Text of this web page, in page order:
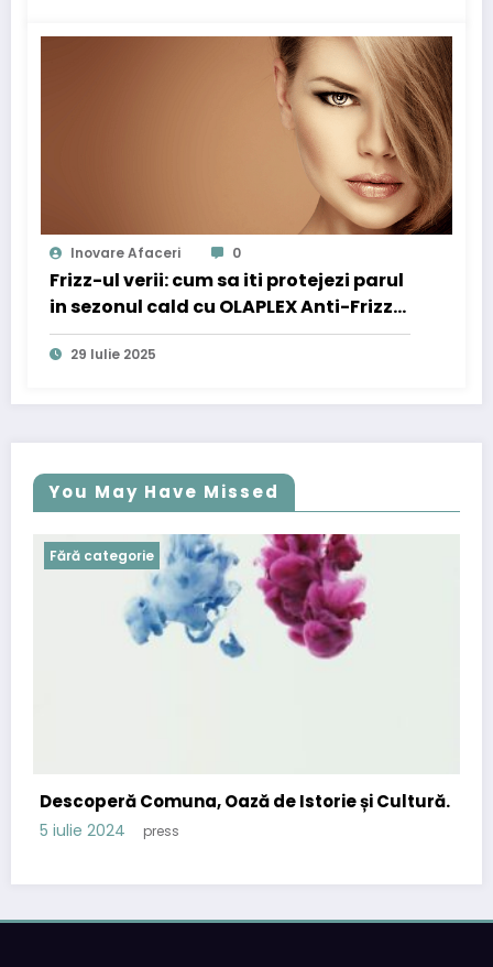
Inovare Afaceri 0
Frizz-ul verii: cum sa iti protejezi parul
in sezonul cald cu OLAPLEX Anti-Frizz
Trio
29 Iulie 2025
You May Have Missed
Fără categorie
Descoperă Comuna, Oază de Istorie și Cultură.
5 iulie 2024 press